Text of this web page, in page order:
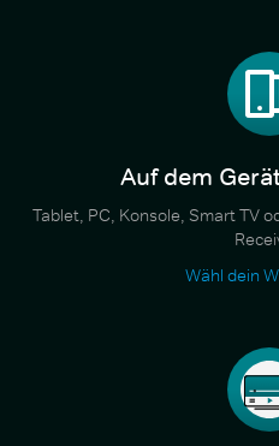
Auf dem
Tablet, PC, Konsole, Smart TV
Wähl dein